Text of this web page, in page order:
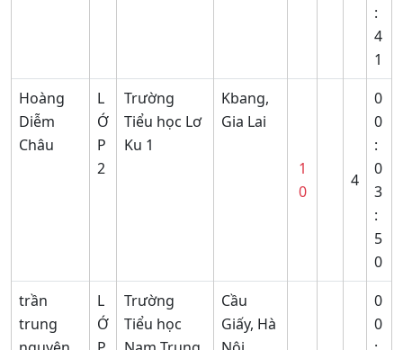
:
4
1
Hoàng
Diễm
Châu
L
Ớ
P
2
Trường
Tiểu học Lơ
Ku 1
Kbang,
Gia Lai
1
0
4
0
0
:
0
3
:
5
0
trần
trung
L
Ớ
Trường
Tiểu học
Cầu
Giấy, Hà
0
0